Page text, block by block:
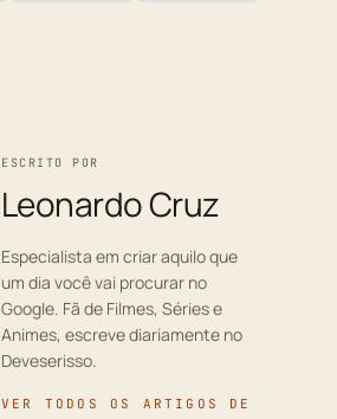
ESCRITO POR
Leonardo Cruz
Especialista em criar aquilo que
um dia você vai procurar no
Google. Fã de Filmes, Séries e
Animes, escreve diariamente no
Deveserisso.
VER TODOS OS ARTIGOS DE